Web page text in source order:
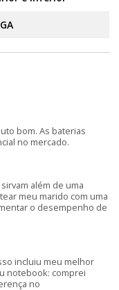
bom. As baterias
no mercado.
além de uma
meu marido com uma
o desempenho de
incluiu meu melhor
notebook: comprei
no